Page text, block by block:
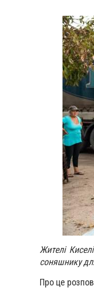
Жителі
соняшнику
Про це